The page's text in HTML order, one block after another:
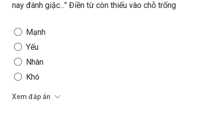
nay đánh giặc...” Điền từ còn thiếu vào chỗ trống
Mạnh
Yếu
Nhàn
Khó
Xem đáp án